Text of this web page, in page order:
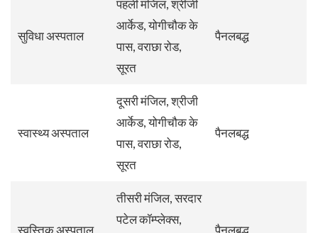
सुविधा अस्पताल
पहली मंजिल, श्रीजी
आर्केड, योगीचौक के
पास, वराछा रोड,
सूरत
पैनलबद्ध
स्वास्थ्य अस्पताल
दूसरी मंजिल, श्रीजी
आर्केड, योगीचौक के
पास, वराछा रोड,
सूरत
पैनलबद्ध
स्वस्तिक अस्पताल
तीसरी मंजिल, सरदार
पटेल कॉम्प्लेक्स,
पैनलबद्ध